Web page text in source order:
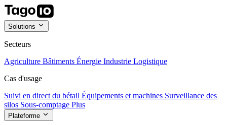
Solutions
Secteurs
Agriculture Bâtiments Énergie Industrie Logistique
Cas d'usage
Suivi en direct du bétail Équipements et machines Surveillance des
silos Sous-comptage Plus
Plateforme